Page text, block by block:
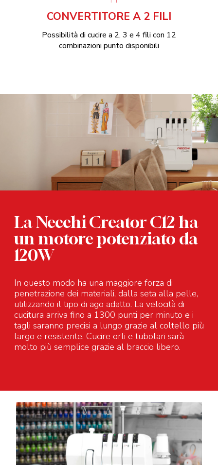
CONVERTITORE A 2 FILI
Possibilità di cucire a 2, 3 e 4 fili con 12
combinazioni punto disponibili
La Necchi Creator C12 ha
un motore potenziato da
120W
In questo modo ha una maggiore forza di
penetrazione dei materiali, dalla seta alla pelle,
utilizzando il tipo di ago adatto. La velocità di
cucitura arriva fino a 1300 punti per minuto e i
tagli saranno precisi a lungo grazie al coltello più
largo e resistente. Cucire orli e tubolari sarà
molto più semplice grazie al braccio libero.